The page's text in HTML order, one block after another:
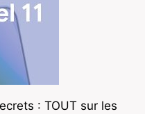
: TOUT sur les